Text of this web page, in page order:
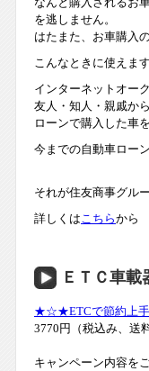
を逃しません。
はたまた、お車購入
こんなときに使えま
インターネットオー
友人・知人・親戚か
ローンで購入した車
今までの自動車ロー
それが住友商事グル
詳しくは こちらから
ＥＴＣ車
★☆★ETCで節約上手
3770円（税込み、送
キャンペーン内容を